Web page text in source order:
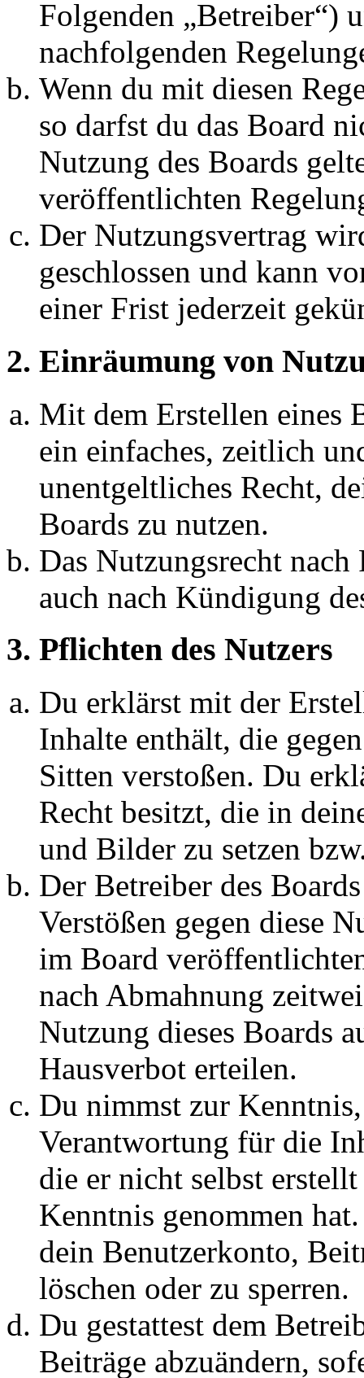
Folgenden „Betreiber“)
nachfolgenden
Wenn du mit diesen
so darfst du das Board
Nutzung des Boards
veröffentlichten
Der Nutzungsvertrag
geschlossen und kann
einer Frist jederzeit
2. Einräumung von
Mit dem Erstellen eines
ein einfaches, zeitlich
unentgeltliches Recht,
Boards zu nutzen.
Das Nutzungsrecht
auch nach Kündigung
3. Pflichten des Nutzers
Du erklärst mit der
Inhalte enthält, die
Sitten verstoßen. Du
Recht besitzt, die in
und Bilder zu setzen
Der Betreiber des
Verstößen gegen diese
im Board
nach Abmahnung
Nutzung dieses Boards
Hausverbot erteilen.
Du nimmst zur
Verantwortung für die
die er nicht selbst
Kenntnis genommen
dein Benutzerkonto,
löschen oder zu sperren.
Du gestattest dem
Beiträge abzuändern,